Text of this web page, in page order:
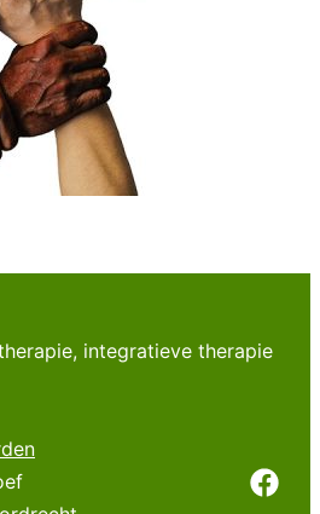
integratieve therapie